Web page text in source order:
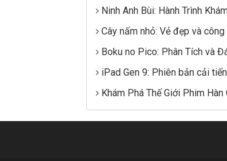
Ninh Anh Bùi: Hành Trình
Cây nấm nhỏ: Vẻ đẹp và
Boku no Pico: Phân Tích và
iPad Gen 9: Phiên bản cải
Khám Phá Thế Giới Phim Hàn